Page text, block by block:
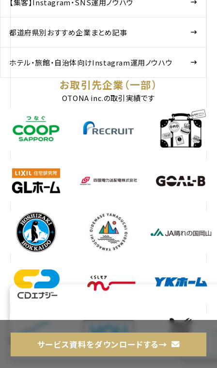
【集客】Instagram・SNS運用ノウハウ
都道府県別おすすめ企業まとめ記事
ホテル・旅館・自治体向けInstagram運用ノウハウ
お取引先企業（一部）
OTONA inc.の取引実績です
サービス資料をダウンロードする→